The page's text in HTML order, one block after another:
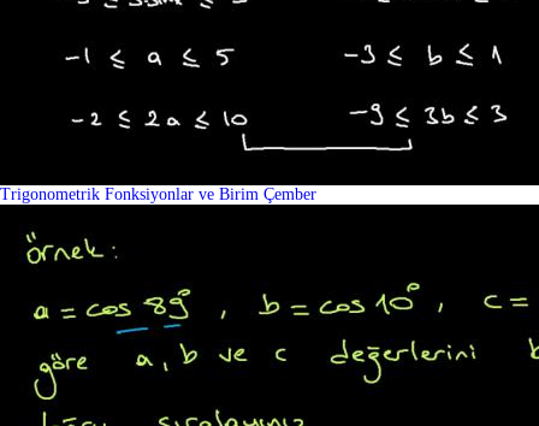
Trigonometrik Fonksiyonlar ve Birim Çember